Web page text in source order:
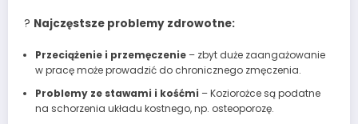
? Najczęstsze problemy zdrowotne:
Przeciążenie i przemęczenie– zbyt duże zaangażowanie
w pracę może prowadzić do chronicznego zmęczenia.
Problemy ze stawami i kośćmi – Koziorożce są podatne
na schorzenia układu kostnego, np. osteoporozę.